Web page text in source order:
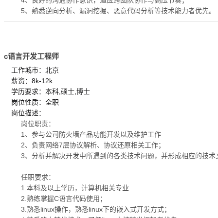
5、熟悉逆向分析、漏洞挖掘、恶意代码分析等技术能力者优先。
c语言开发工程师
工作城市：北京
薪资：8k-12k
学历要求：本科,硕士,博士
岗位性质：全职
岗位描述：
岗位职责：
1、参与公司防火墙产品功能开发以及维护工作
2、负责网络7层协议解析、协议还原相关工作；
3、分析并解决开发中所遇到的各类技术问题，并形成相应的技术
任职要求：
1.本科及以上学历，计算机相关专业
2.熟练掌握C语言代码使用；
3.熟悉linux操作，熟悉linux下的嵌入式开发方式；